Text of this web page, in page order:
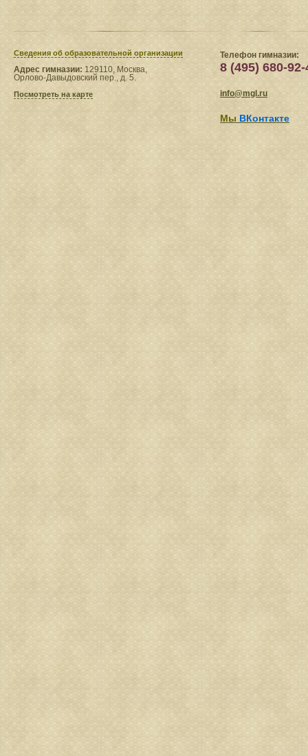
Сведения​ об образовательной организации
Адрес гимназии: 129110, Москва,
Орлово-Давыдовский пер., д. 5.
Посмотреть на карте
Телефон гимназии:
8 (495) 680-92-
info@mgl.ru
Мы ВКонтакте